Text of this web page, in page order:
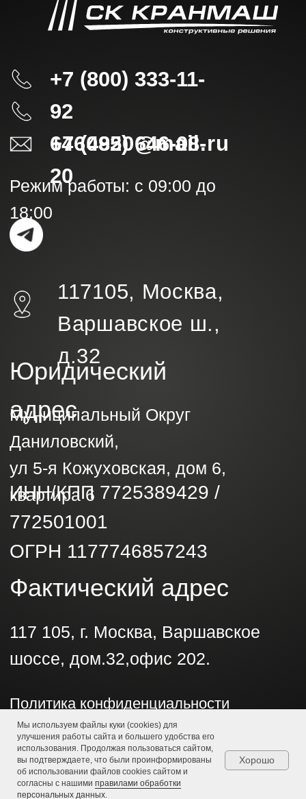
Мы используем файлы куки (cookies) для
улучшения работы сайта и большего удобства его
использования. Продолжая пользоваться сайтом,
вы подтверждаете, что были проинформированы
об использовании файлов cookies сайтом и
согласны с нашими правилами обработки
персональных данных.
Хорошо